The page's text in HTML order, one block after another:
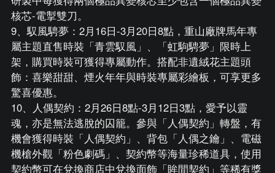
核芯-電掣雙刀。
9、馭風騁夢：2月16日-3月20日8點，重山廠牌馬年專
屬主題直售時裝「青雲馭風」、「虹駒騁夢」限時上
架，購買時裝可獲得專屬動作。搭配非遺絨花主題頭
飾：喜樂甜甜、煙火年年與時裝專屬彩繪板，可享更多
驚喜優惠。
10、人偶契約：2月26日8點-3月12日3點，愛予以靈
魂，亦是無法逃脫的囚籠。參與「人偶契約」轉盤，有
機會獲得時裝「人偶契約」、背包「人偶之鑰」、電磁
機槍外觀「粉色劇碼」、契約幣等海量珍稀道具，使用
契約幣可在兌換商店中兌換面飾「眸間契約」等稀有獎